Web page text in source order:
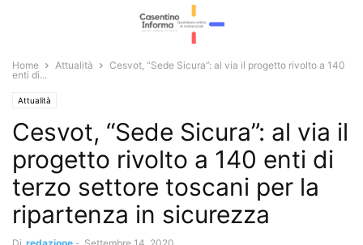
Home Attualità
Cesvot, “Sede Sicura”: al via il progetto rivolto a 140
enti di...
Attualità
Cesvot, “Sede Sicura”: al via il
progetto rivolto a 140 enti di
terzo settore toscani per la
ripartenza in sicurezza